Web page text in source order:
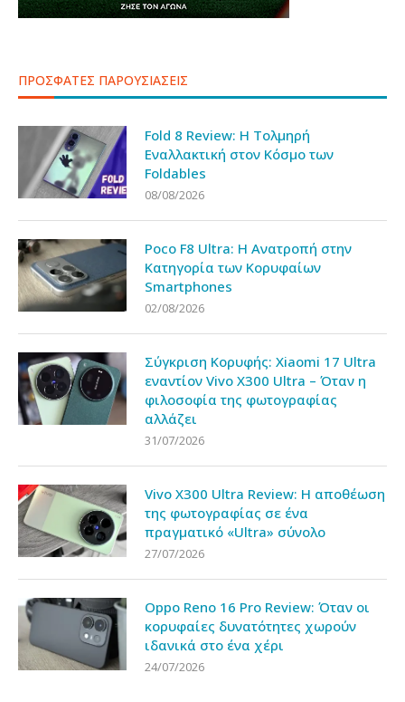
ΠΡΟΣΦΑΤΕΣ ΠΑΡΟΥΣΙΑΣΕΙΣ
Fold 8 Review: Η Τολμηρή
Εναλλακτική στον Κόσμο των
Foldables
08/08/2026
Poco F8 Ultra: Η Ανατροπή στην
Κατηγορία των Κορυφαίων
Smartphones
02/08/2026
Σύγκριση Κορυφής: Xiaomi 17 Ultra
εναντίον Vivo X300 Ultra – Όταν η
φιλοσοφία της φωτογραφίας
αλλάζει
31/07/2026
Vivo X300 Ultra Review: Η αποθέωση
της φωτογραφίας σε ένα
πραγματικό «Ultra» σύνολο
27/07/2026
Oppo Reno 16 Pro Review: Όταν οι
κορυφαίες δυνατότητες χωρούν
ιδανικά στο ένα χέρι
24/07/2026